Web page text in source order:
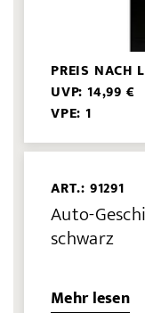
PREIS NACH
UVP: 14,99 €
VPE: 1
ART.: 91291
Auto-
schwarz
Mehr lesen